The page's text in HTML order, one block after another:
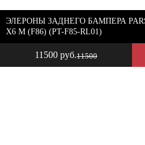
11500 руб.11500
ЭЛЕРОНЫ ЗАДНЕГО БАМПЕРА
X6 M (F86) (PT-F85-RL01)